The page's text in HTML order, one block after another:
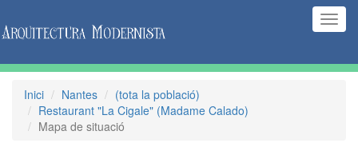
Inici Nantes
(tota la població)
Restaurant "La Cigale" (Madame Calado)
Mapa de situació